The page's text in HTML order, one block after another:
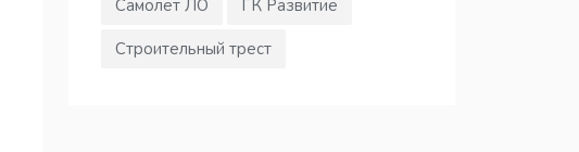
Самолет ЛО
ГК Развитие
Строительный трест